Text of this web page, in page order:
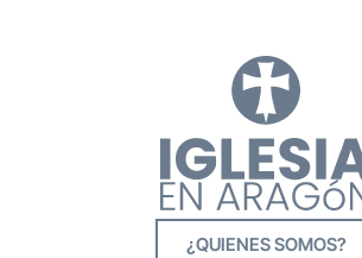
¿QUIENES SOMOS?